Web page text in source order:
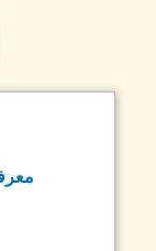
معرفی